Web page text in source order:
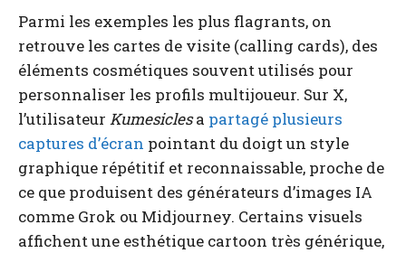
Parmi les exemples les plus flagrants, on
retrouve les cartes de visite (calling cards), des
éléments cosmétiques souvent utilisés pour
personnaliser les profils multijoueur. Sur X,
l’utilisateur Kumesiclesa partagé plusieurs
captures d’écran pointant du doigt un style
graphique répétitif et reconnaissable, proche de
ce que produisent des générateurs d’images IA
comme Grok ou Midjourney. Certains visuels
affichent une esthétique cartoon très générique,